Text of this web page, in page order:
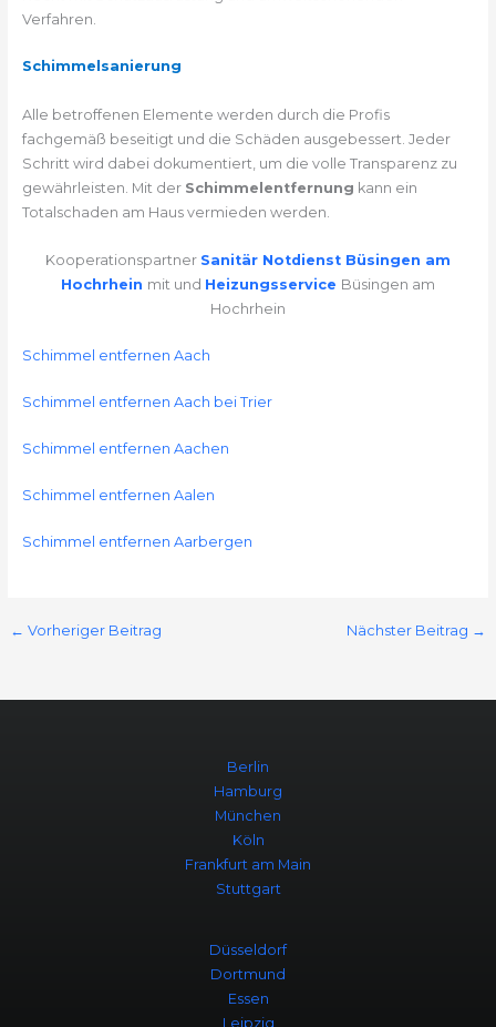
Verfahren.
Schimmelsanierung
Alle betroffenen Elemente werden durch die Profis
fachgemäß beseitigt und die Schäden ausgebessert. Jeder
Schritt wird dabei dokumentiert, um die volle Transparenz zu
gewährleisten. Mit der Schimmelentfernung kann ein
Totalschaden am Haus vermieden werden.
Kooperationspartner Sanitär Notdienst Büsingen am
Hochrhein mit und Heizungsservice Büsingen am
Hochrhein
Schimmel entfernen Aach
Schimmel entfernen Aach bei Trier
Schimmel entfernen Aachen
Schimmel entfernen Aalen
Schimmel entfernen Aarbergen
← Vorheriger Beitrag Nächster Beitrag →
Berlin
Hamburg
München
Köln
Frankfurt am Main
Stuttgart
Düsseldorf
Dortmund
Essen
Leipzig